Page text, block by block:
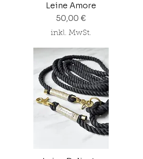
Leine Amore
Preis
50,00 €
inkl. MwSt.